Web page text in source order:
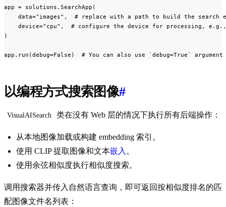
app = solutions.SearchApp(
data="images",  # replace with a path to build the search
device="cpu",  # configure the device for processing,
)
app.run(debug=False)  # You can also use `debug=True`
以编程方式搜索图像#
VisualAISearch 类在没有 Web 层的情况下执行所有后端操作：
从本地图像加载或构建 embedding 索引。
使用 CLIP 提取图像和文本嵌入 。
使用余弦相似度执行相似度搜索。
调用搜索器并传入自然语言查询，即可返回按相似度排名的匹
配图像文件名列表：